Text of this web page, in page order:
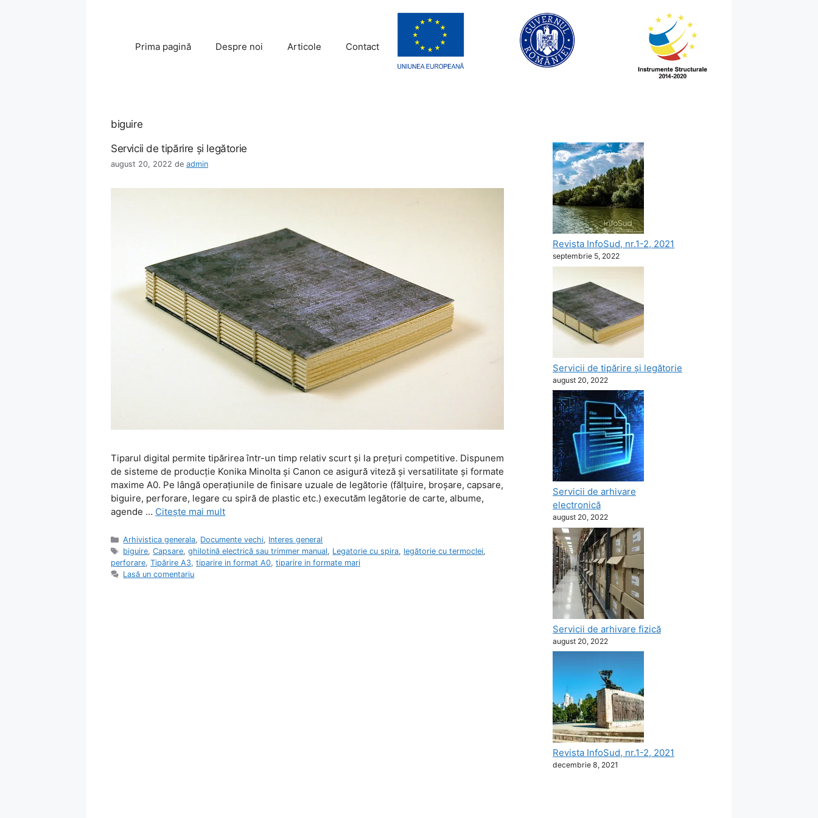
Prima pagină
Despre noi Articole Contact
biguire
Servicii de tipărire şi legătorie
august 20, 2022 de admin
Tiparul digital permite tipărirea într-un timp relativ scurt şi la preţuri competitive. Dispunem
de sisteme de producţie Konika Minolta şi Canon ce asigură viteză şi versatilitate şi formate
maxime A0. Pe lângă operaţiunile de finisare uzuale de legătorie (fălţuire, broşare, capsare,
biguire, perforare, legare cu spiră de plastic etc.) executăm legătorie de carte, albume,
agende … Citește mai mult
Categorii
Arhivistica generala, Documente vechi, Interes general
Etichete
biguire,Capsare,ghilotină electrică sau trimmer manual, Legatorie cu spira, legătorie cu termoclei,
perforare, Tipărire A3, tiparire in format A0, tiparire in formate mari
Lasă un comentariu
Revista InfoSud, nr.1-2, 2021
septembrie 5, 2022
Servicii de tipărire şi legătorie
august 20, 2022
Servicii de arhivare
electronică
august 20, 2022
Servicii de arhivare fizică
august 20, 2022
Revista InfoSud, nr.1-2, 2021
decembrie 8, 2021